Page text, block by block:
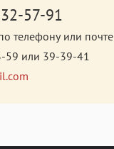
57-91
телефону или почте
59 или 39-39-41